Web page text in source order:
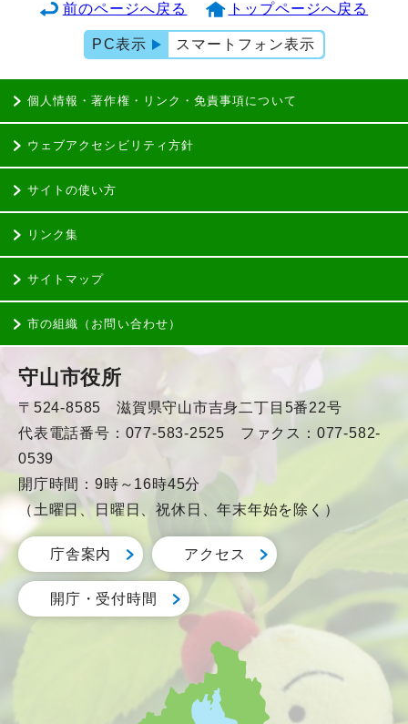
前のページへ戻る トップページへ戻る
PC表示 スマートフォン表示
個人情報・著作権・リンク・免責事項について
ウェブアクセシビリティ方針
サイトの使い方
リンク集
サイトマップ
市の組織（お問い合わせ）
守山市役所
〒524-8585 滋賀県守山市吉身二丁目5番22号
代表電話番号：077-583-2525 ファクス：077-582-
0539
開庁時間：9時～16時45分
（土曜日、日曜日、祝休日、年末年始を除く）
庁舎案内 アクセス
開庁・受付時間